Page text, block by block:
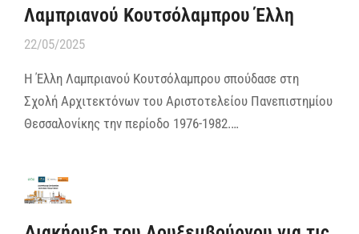
Λαμπριανού Κουτσόλαμπρου Έλλη
22/05/2025
Η Έλλη Λαμπριανού Κουτσόλαμπρου σπούδασε στη
Σχολή Αρχιτεκτόνων του Αριστοτελείου Πανεπιστημίου
Θεσσαλονίκης την περίοδο 1976-1982.…